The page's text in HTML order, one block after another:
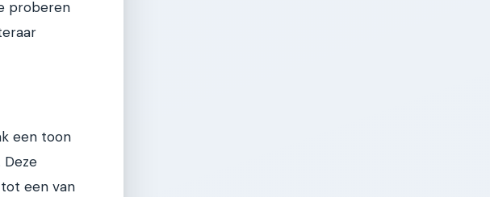
proberen
een toon
Deze
een van